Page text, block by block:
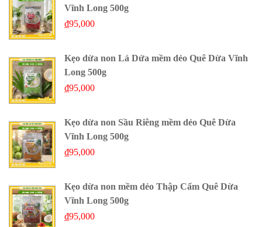
Vĩnh Long 500g
₫95,000
Kẹo dừa non Lá Dứa mềm dẻo Quê Dừa Vĩnh
Long 500g
₫95,000
Kẹo dừa non Sầu Riêng mềm dẻo Quê Dừa
Vĩnh Long 500g
₫95,000
Kẹo dừa non mềm dẻo Thập Cẩm Quê Dừa
Vĩnh Long 500g
₫95,000